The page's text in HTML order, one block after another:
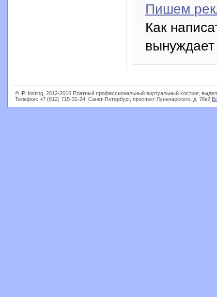
Пишем
Как
вынуждает
© IPHosting, 2012-2016 Платный профессиональный виртуальный хостинг,
Телефон: +7 (812) 715-32-24, Санкт-Петербург, проспект Луначарского, д. 76к2